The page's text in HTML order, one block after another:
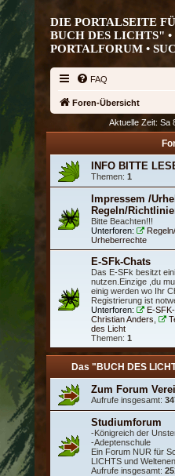
DIE PORTALSEITE
BUCH DES LICHTS" •
PORTALFORUM •
FAQ
Foren-Übersicht
Aktuelle Zeit: Sa
INFO BITTE
Themen: 1
Impressem /
Regeln/
Bitte Beachten!!!
Unterforen:
Urheberrechte
E-SFk-Chats
Das E-SFk besitzt
nutzen.Einzige ,du
einig werden wo Ihr
Registrierung ist
Unterforen:
E-
Christian Anders
des Licht
Themen: 1
Das "BUCH DES
Zum Forum
Aufrufe insgesamt:
Studiumforum
-Königreich der
-Adeptenschule
Ein Forum NUR für
LICHTS und
Aufrufe insgesamt: